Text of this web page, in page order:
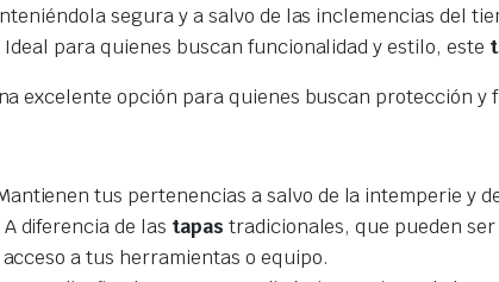
segura y a salvo de las inclemencias del
para quienes buscan funcionalidad y estilo, este
excelente opción para quienes buscan protección
tus pertenencias a salvo de la intemperie y
A diferencia de las tapas tradicionales, que pueden
a tus herramientas o equipo.